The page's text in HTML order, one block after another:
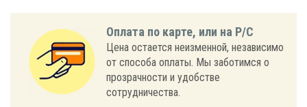
Оплата по карте, или на Р/С
Цена остается неизменной, независимо
от способа оплаты. Мы заботимся о
прозрачности и удобстве
сотрудничества.